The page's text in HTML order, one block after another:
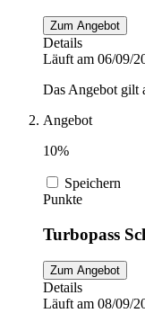
Zum Angebot
Details
Läuft am 06/09/
Das Angebot gilt
Angebot
10%
Speichern
Punkte
Turbopass
Zum Angebot
Details
Läuft am 08/09/